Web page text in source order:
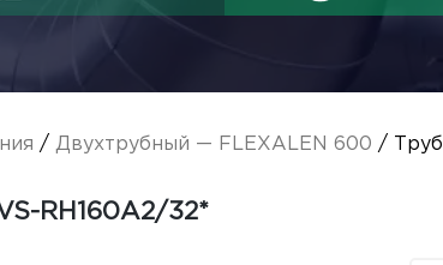
/ Двухтрубный — FLEXALEN 600 /
RH160A2/32*